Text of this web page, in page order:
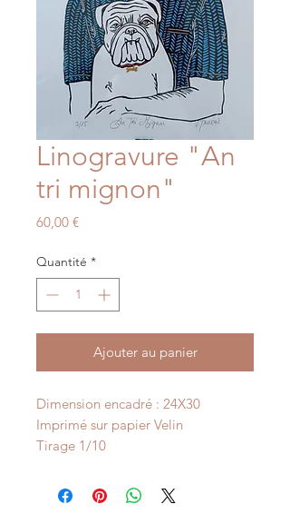
Linogravure "An
tri mignon"
60,00 €Prix
Quantité *
Ajouter au panier
Dimension encadré : 24X30
Imprimé sur papier Velin
Tirage 1/10